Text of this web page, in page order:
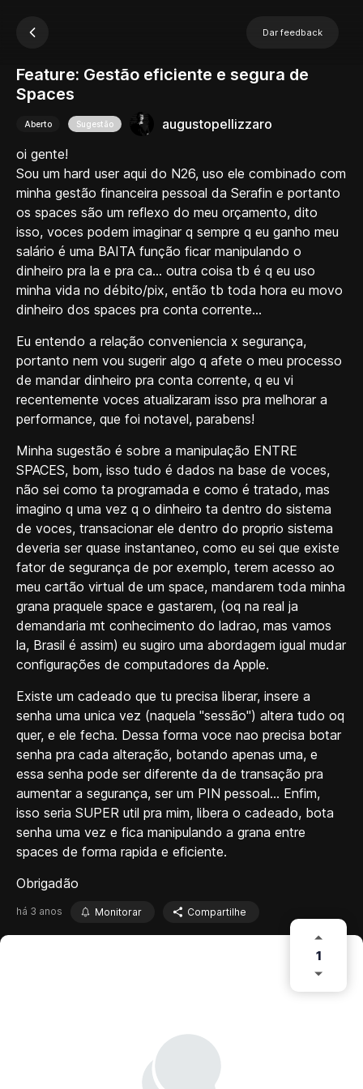
Dar feedback
Feature: Gestão eficiente e segura de
Spaces
Aberto Sugestão
augustopellizzaro
oi gente!
Sou um hard user aqui do N26, uso ele combinado com
minha gestão financeira pessoal da Serafin e portanto
os spaces são um reflexo do meu orçamento, dito
isso, voces podem imaginar q sempre q eu ganho meu
salário é uma BAITA função ficar manipulando o
dinheiro pra la e pra ca... outra coisa tb é q eu uso
minha vida no débito/pix, então tb toda hora eu movo
dinheiro dos spaces pra conta corrente...
Eu entendo a relação conveniencia x segurança,
portanto nem vou sugerir algo q afete o meu processo
de mandar dinheiro pra conta corrente, q eu vi
recentemente voces atualizaram isso pra melhorar a
performance, que foi notavel, parabens!
Minha sugestão é sobre a manipulação ENTRE
SPACES, bom, isso tudo é dados na base de voces,
não sei como ta programada e como é tratado, mas
imagino q uma vez q o dinheiro ta dentro do sistema
de voces, transacionar ele dentro do proprio sistema
deveria ser quase instantaneo, como eu sei que existe
fator de segurança de por exemplo, terem acesso ao
meu cartão virtual de um space, mandarem toda minha
grana praquele space e gastarem, (oq na real ja
demandaria mt conhecimento do ladrao, mas vamos
la, Brasil é assim) eu sugiro uma abordagem igual mudar
configurações de computadores da Apple.
Existe um cadeado que tu precisa liberar, insere a
senha uma unica vez (naquela "sessão") altera tudo oq
quer, e ele fecha. Dessa forma voce nao precisa botar
senha pra cada alteração, botando apenas uma, e
essa senha pode ser diferente da de transação pra
aumentar a segurança, ser um PIN pessoal... Enfim,
isso seria SUPER util pra mim, libera o cadeado, bota
senha uma vez e fica manipulando a grana entre
spaces de forma rapida e eficiente.
Obrigadão
há 3 anos Monitorar Compartilhe
1